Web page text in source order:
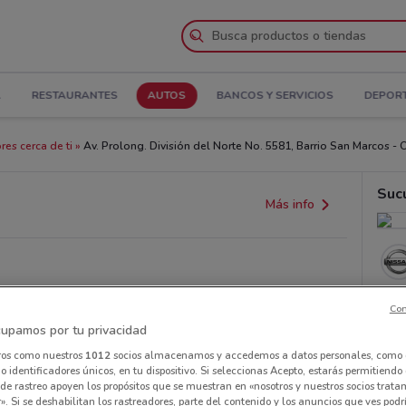
RESTAURANTES AUTOS BANCOS Y SERVICIOS
cerca de ti Av. Prolong. División del Norte No. 5581, Barrio San Marcos -
Más info
por tu privacidad
como nuestros 1012socios almacenamos y accedemos a datos personales, como
identificadores únicos, en tu dispositivo. Si seleccionas Acepto, estarás
rastreo apoyen los propósitos que se muestran en «nosotros y nuestros socios
Si se deshabilitan los rastreadores, parte del contenido y los anuncios que ves